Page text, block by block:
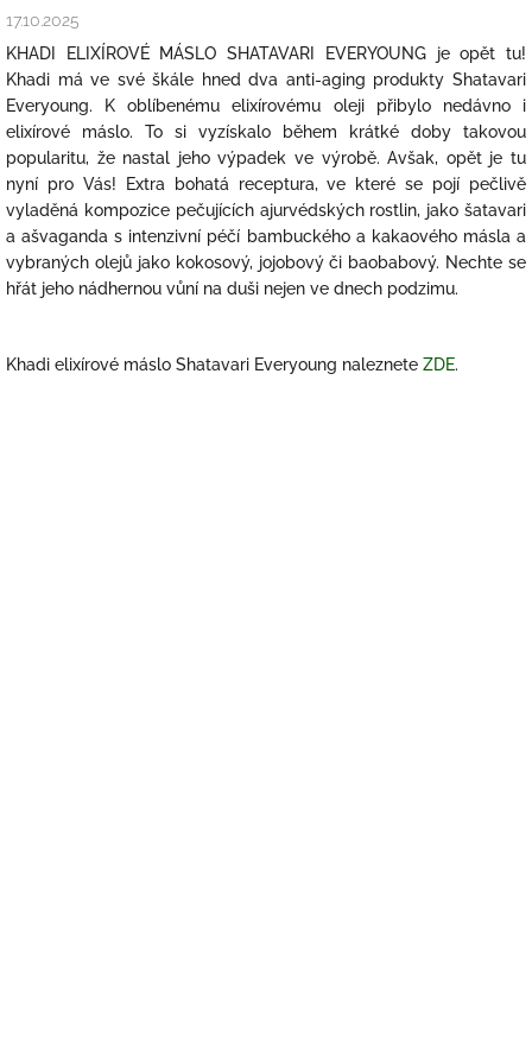
17.10.2025
KHADI ELIXÍROVÉ MÁSLO SHATAVARI EVERYOUNG je opět tu!
Khadi má ve své škále hned dva anti-aging produkty Shatavari
Everyoung. K oblíbenému elixírovému oleji přibylo nedávno i
elixírové máslo. To si vyzískalo během krátké doby takovou
popularitu, že nastal jeho výpadek ve výrobě. Avšak, opět je tu
nyní pro Vás! Extra bohatá receptura, ve které se pojí pečlivě
vyladěná kompozice pečujících ajurvédských rostlin, jako šatavari
a ašvaganda s intenzivní péčí bambuckého a kakaového másla a
vybraných olejů jako kokosový, jojobový či baobabový. Nechte se
hřát jeho nádhernou vůní na duši nejen ve dnech podzimu.
Khadi elixírové máslo Shatavari Everyoung naleznete ZDE.